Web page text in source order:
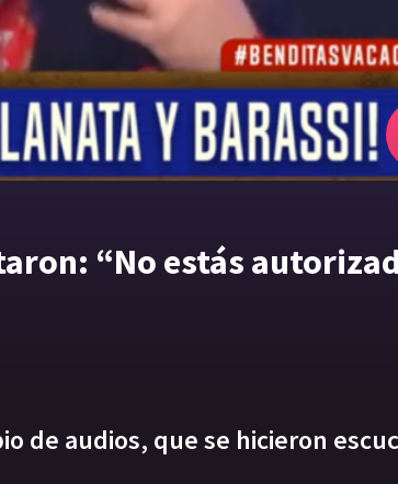
“No estás
de audios, que se hicieron